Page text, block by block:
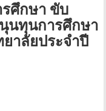
ศึกษา ขับ
นทุนการศึกษา
าลัยประจำปี